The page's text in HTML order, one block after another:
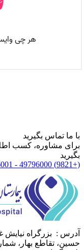
با ما تماس بگیرید
برای مشاوره، کسب
بگیرید
(+9821) 49796000 - 49796001
آدرس : بزرگراه نیایش
حسین، تقاطع بهار، شماره ۱۷، بیمارستان عرفان